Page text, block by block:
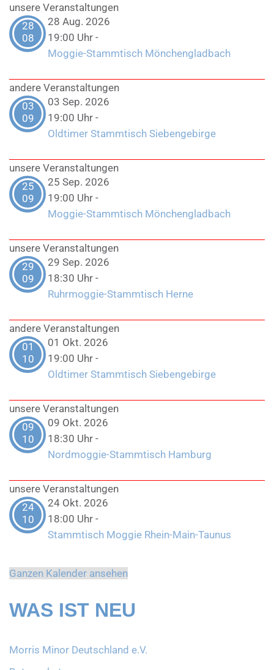
unsere Veranstaltungen
28
08
28 Aug. 2026
19:00 Uhr -
Moggie-Stammtisch Mönchengladbach
andere Veranstaltungen
03
09
03 Sep. 2026
19:00 Uhr -
Oldtimer Stammtisch Siebengebirge
unsere Veranstaltungen
25
09
25 Sep. 2026
19:00 Uhr -
Moggie-Stammtisch Mönchengladbach
unsere Veranstaltungen
29
09
29 Sep. 2026
18:30 Uhr -
Ruhrmoggie-Stammtisch Herne
andere Veranstaltungen
01
10
01 Okt. 2026
19:00 Uhr -
Oldtimer Stammtisch Siebengebirge
unsere Veranstaltungen
09
10
09 Okt. 2026
18:30 Uhr -
Nordmoggie-Stammtisch Hamburg
unsere Veranstaltungen
24
10
24 Okt. 2026
18:00 Uhr -
Stammtisch Moggie Rhein-Main-Taunus
Ganzen Kalender ansehen
WAS IST NEU
Morris Minor Deutschland e.V.